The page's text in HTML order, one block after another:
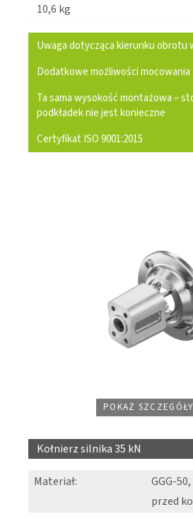
10,6 kg
Uwaga dotycząca kierunku obrotu
Dodatkowe możliwości mocowania
Ta sama wysokość montażowa –
podkładek nie jest konieczne
Certyfikat ISO 9001:2015
POKAŻ SZCZEGÓŁY
Kołnierz silnika 35 kN
Materiał:
GGG-
przed